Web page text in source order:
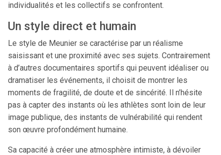
individualités et les collectifs se confrontent.
Un style direct et humain
Le style de Meunier se caractérise par un réalisme
saisissant et une proximité avec ses sujets. Contrairement
à d’autres documentaires sportifs qui peuvent idéaliser ou
dramatiser les événements, il choisit de montrer les
moments de fragilité, de doute et de sincérité. Il n’hésite
pas à capter des instants où les athlètes sont loin de leur
image publique, des instants de vulnérabilité qui rendent
son œuvre profondément humaine.
Sa capacité à créer une atmosphère intimiste, à dévoiler